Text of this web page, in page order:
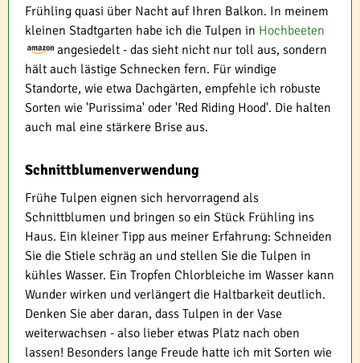
Frühling quasi über Nacht auf Ihren Balkon. In meinem
kleinen Stadtgarten habe ich die Tulpen in Hochbeeten
angesiedelt - das sieht nicht nur toll aus, sondern
hält auch lästige Schnecken fern. Für windige
Standorte, wie etwa Dachgärten, empfehle ich robuste
Sorten wie 'Purissima' oder 'Red Riding Hood'. Die halten
auch mal eine stärkere Brise aus.
Schnittblumenverwendung
Frühe Tulpen eignen sich hervorragend als
Schnittblumen und bringen so ein Stück Frühling ins
Haus. Ein kleiner Tipp aus meiner Erfahrung: Schneiden
Sie die Stiele schräg an und stellen Sie die Tulpen in
kühles Wasser. Ein Tropfen Chlorbleiche im Wasser kann
Wunder wirken und verlängert die Haltbarkeit deutlich.
Denken Sie aber daran, dass Tulpen in der Vase
weiterwachsen - also lieber etwas Platz nach oben
lassen! Besonders lange Freude hatte ich mit Sorten wie